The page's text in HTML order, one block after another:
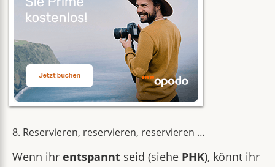
8. Reservieren, reservieren, reservieren …
Wenn ihr entspannt seid (siehe PHK), könnt ihr